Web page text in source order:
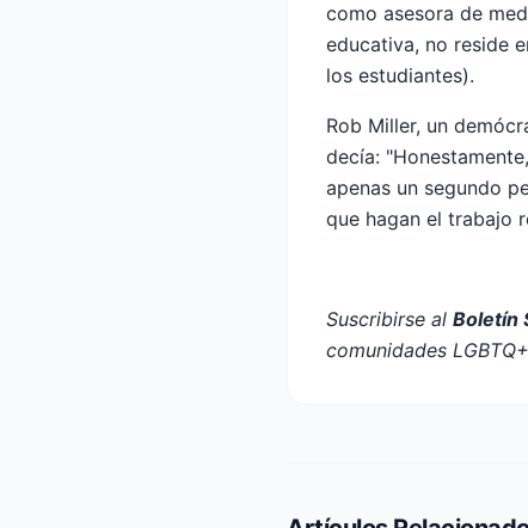
como asesora de
educativa, no reside
los estudiantes).
Rob Miller, un
decía:
apenas un segundo
que hagan el trabajo
Suscribirse al Boletín
comunidades